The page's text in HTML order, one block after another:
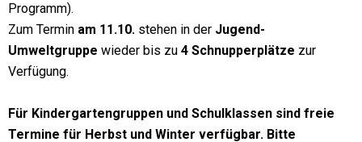
Programm).
Zum Termin am 11.10. stehen in der Jugend-
Umweltgruppe wieder bis zu 4 Schnupperplätze zur
Verfügung.
Für Kindergartengruppen und Schulklassen sind freie
Termine für Herbst und Winter verfügbar. Bitte